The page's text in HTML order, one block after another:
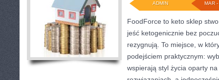
MAR
ADMIN
FoodForce to keto sklep
jeść ketogenicznie bez
rezygnują. To miejsce, w
podejściem praktycznym:
wspierają styl życia oparty na